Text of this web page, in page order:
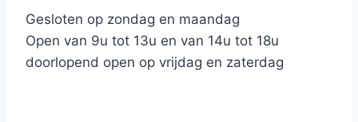
Gesloten op zondag en maandag
Open van 9u tot 13u en van 14u tot 18u
doorlopend open op vrijdag en zaterdag